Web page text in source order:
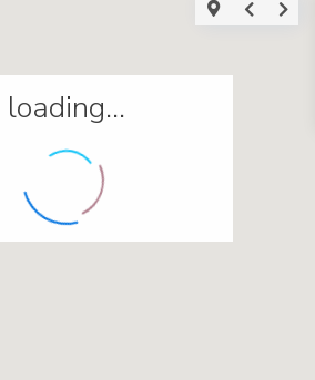
loading...